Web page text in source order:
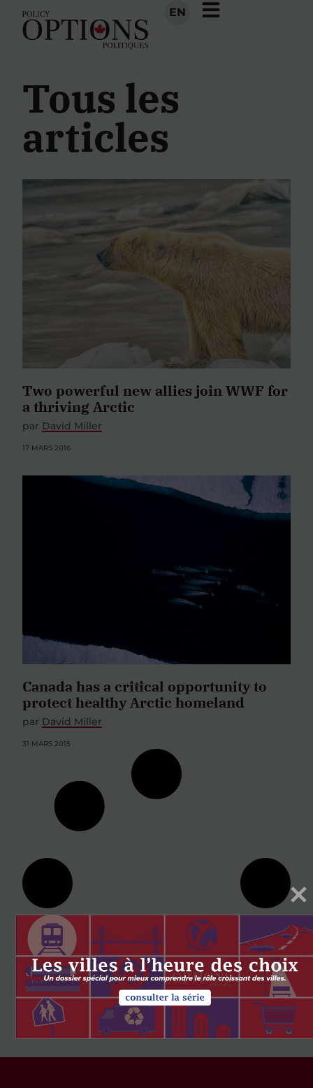
EN
Tous les
articles
Two powerful new allies join WWF for
a thriving Arctic
par David Miller
17 MARS 2016
Canada has a critical opportunity to
protect healthy Arctic homeland
par David Miller
31 MARS 2015